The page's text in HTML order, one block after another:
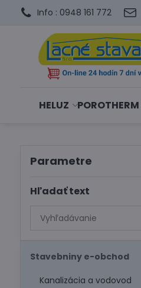
Info : 0948 161 772
HELUZ POROTHERM
Parametre
Hľadať text
Prehľadať
výsledky
fulltextom
Stavebniny e-obchod
Kanalizácia a vodovod